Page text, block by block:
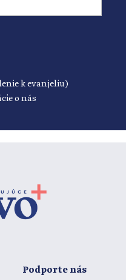
k evanjeliu)
o nás
Podporte nás